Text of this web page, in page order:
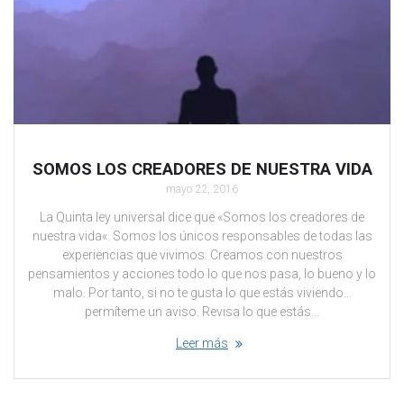
SOMOS LOS CREADORES DE NUESTRA VIDA
mayo 22, 2016
La Quinta ley universal dice que «Somos los creadores de
nuestra vida«. Somos los únicos responsables de todas las
experiencias que vivimos. Creamos con nuestros
pensamientos y acciones todo lo que nos pasa, lo bueno y lo
malo. Por tanto, si no te gusta lo que estás viviendo…
permíteme un aviso. Revisa lo que estás…
Leer más